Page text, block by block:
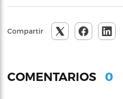
Compartir
COMENTARIOS 0